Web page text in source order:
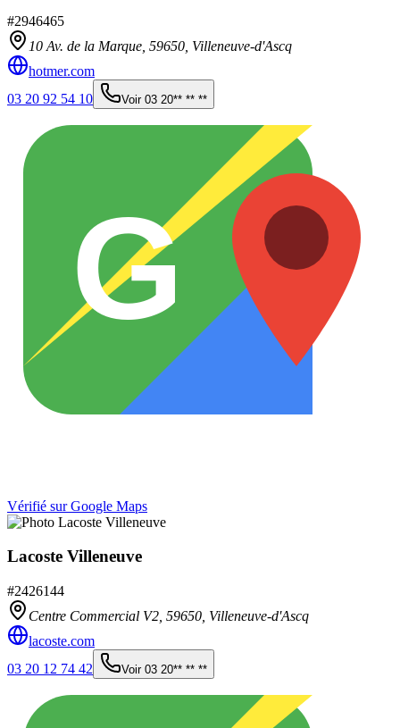
#2946465
10 Av. de la Marque, 59650 Villeneuve-d'Ascq
hotmer.com
03 20 92 54 10
Voir 03 20** ** **
G
Vérifié sur Google Maps
Lacoste Villeneuve
#2426144
Centre Commercial V2, 59650 Villeneuve-d'Ascq
lacoste.com
03 20 12 74 42
Voir 03 20** ** **